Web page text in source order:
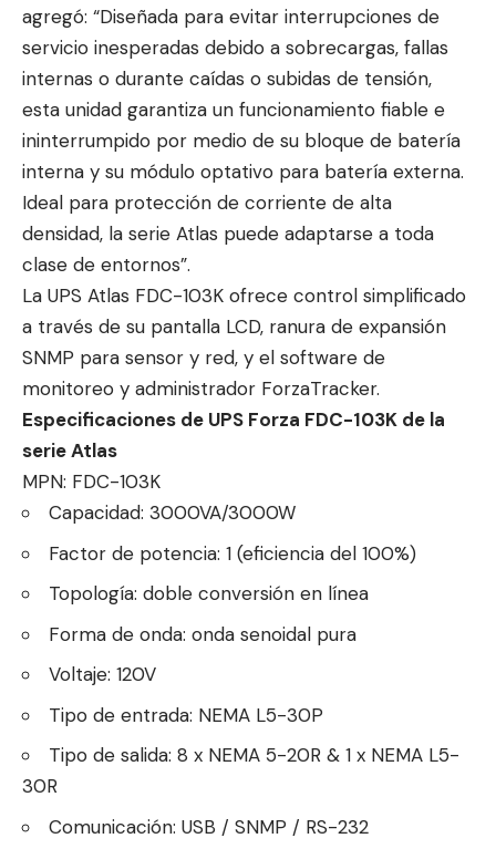
agregó: “Diseñada para evitar interrupciones de
servicio inesperadas debido a sobrecargas, fallas
internas o durante caídas o subidas de tensión,
esta unidad garantiza un funcionamiento fiable e
ininterrumpido por medio de su bloque de batería
interna y su módulo optativo para batería externa.
Ideal para protección de corriente de alta
densidad, la serie Atlas puede adaptarse a toda
clase de entornos”.
La UPS Atlas FDC-103K ofrece control simplificado
a través de su pantalla LCD, ranura de expansión
SNMP para sensor y red, y el software de
monitoreo y administrador ForzaTracker.
Especificaciones de UPS Forza FDC-103K de la
serie Atlas
MPN: FDC-103K
Capacidad: 3000VA/3000W
Factor de potencia: 1 (eficiencia del 100%)
Topología: doble conversión en línea
Forma de onda: onda senoidal pura
Voltaje: 120V
Tipo de entrada: NEMA L5-30P
Tipo de salida: 8 x NEMA 5-20R & 1 x NEMA L5-
30R
Comunicación: USB / SNMP / RS-232